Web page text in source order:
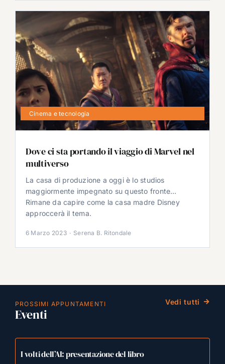
Cinema e tecnologia
Dove ci sta portando il viaggio di Marvel nel
multiverso
La casa di produzione a oggi è lo studios
maggiormente impegnato su questo fronte…
Rimane da capire come la casa madre Disney
approccerà il tema.
6 Marzo 2023 · Serena B. Ritondale
PROSSIMI APPUNTAMENTI
Eventi
Vedi tutti
I volti dell’AI: presentazione del libro